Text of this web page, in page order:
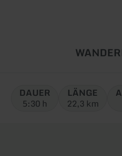
Art
Tour:
DAUER
5:30 h
LÄNGE
22,3 km